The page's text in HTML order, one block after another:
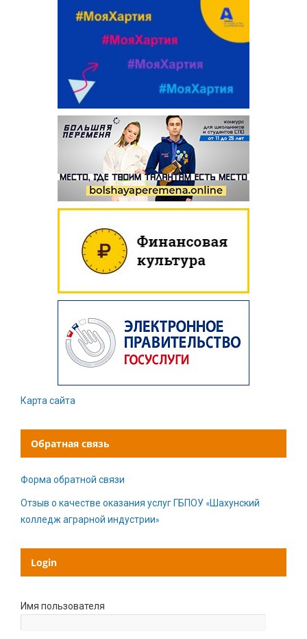
Карта сайта
Обратная связь
Форма обратной связи
Отзыв о качестве оказания услуг ГБПОУ «Шахунский
колледж аграрной индустрии»
Login
Имя пользователя